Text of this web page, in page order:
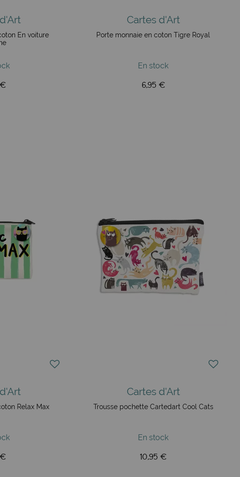
En voiture
Cartes d'Art
Porte monnaie en coton Tigre Royal
En stock
6,95 €
Relax Max
Cartes d'Art
Trousse pochette Cartedart Cool Cats
En stock
10,95 €